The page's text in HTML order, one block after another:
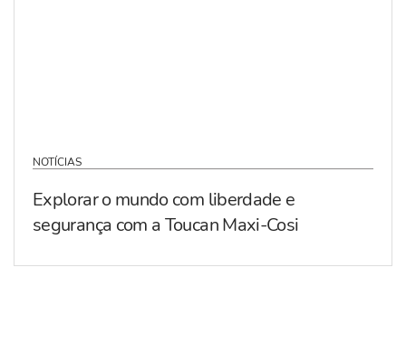
NOTÍCIAS
Explorar o mundo com liberdade e
segurança com a Toucan Maxi-Cosi